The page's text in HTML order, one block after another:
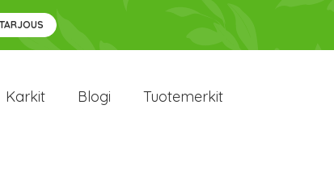
Karkit Blogi Tuotemerkit